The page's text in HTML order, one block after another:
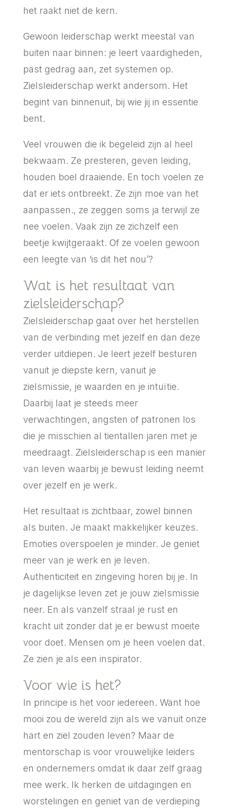
het raakt niet de kern.
Gewoon leiderschap werkt meestal van
buiten naar binnen: je leert vaardigheden,
past gedrag aan, zet systemen op.
Zielsleiderschap werkt andersom. Het
begint van binnenuit, bij wie jij in essentie
bent.
Veel vrouwen die ik begeleid zijn al heel
bekwaam. Ze presteren, geven leiding,
houden boel draaiende. En toch voelen ze
dat er iets ontbreekt. Ze zijn moe van het
aanpassen., ze zeggen soms ja terwijl ze
nee voelen. Vaak zijn ze zichzelf een
beetje kwijtgeraakt. Of ze voelen gewoon
een leegte van ‘is dit het nou’?
Wat is het resultaat van
zielsleiderschap?
Zielsleiderschap gaat over het herstellen
van de verbinding met jezelf en dan deze
verder uitdiepen. Je leert jezelf besturen
vanuit je diepste kern, vanuit je
zielsmissie, je waarden en je intuïtie.
Daarbij laat je steeds meer
verwachtingen, angsten of patronen los
die je misschien al tientallen jaren met je
meedraagt. Zielsleiderschap is een manier
van leven waarbij je bewust leiding neemt
over jezelf en je werk.
Het resultaat is zichtbaar, zowel binnen
als buiten. Je maakt makkelijker keuzes.
Emoties overspoelen je minder. Je geniet
meer van je werk en je leven.
Authenticiteit en zingeving horen bij je. In
je dagelijkse leven zet je jouw zielsmissie
neer. En als vanzelf straal je rust en
kracht uit zonder dat je er bewust moeite
voor doet. Mensen om je heen voelen dat.
Ze zien je als een inspirator.
Voor wie is het?
In principe is het voor iedereen. Want hoe
mooi zou de wereld zijn als we vanuit onze
hart en ziel zouden leven? Maar de
mentorschap is voor vrouwelijke leiders
en ondernemers omdat ik daar zelf graag
mee werk. Ik herken de uitdagingen en
worstelingen en geniet van de verdieping